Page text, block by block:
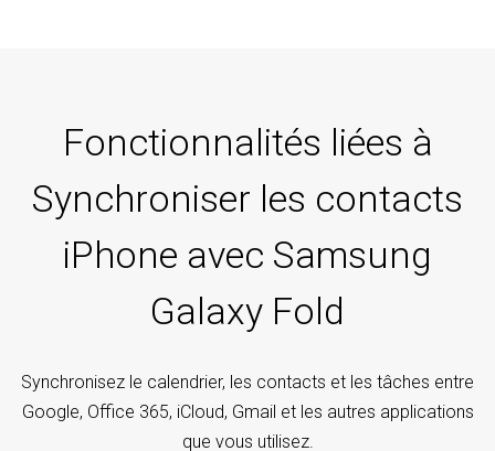
Fonctionnalités liées à
Synchroniser les contacts
iPhone avec Samsung
Galaxy Fold
Synchronisez le calendrier, les contacts et les tâches entre
Google, Office 365, iCloud, Gmail et les autres applications
que vous utilisez.